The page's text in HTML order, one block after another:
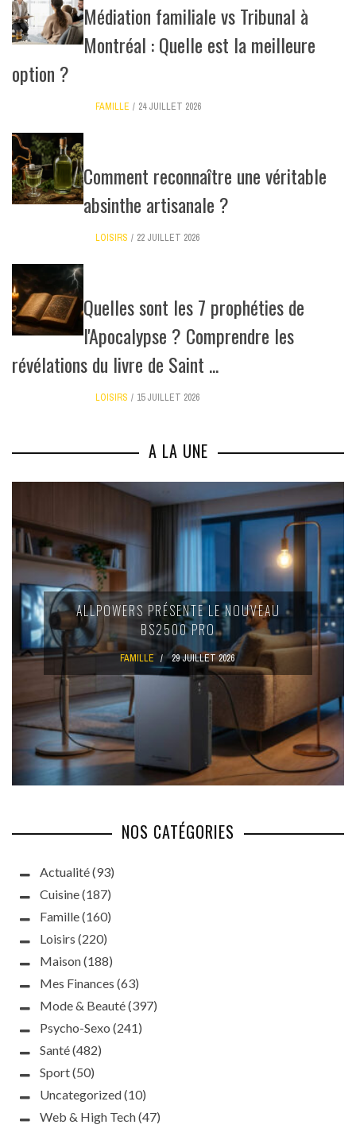
Médiation familiale vs Tribunal à
Montréal : Quelle est la meilleure
option ?
FAMILLE 24 JUILLET 2026
Comment reconnaître une véritable
absinthe artisanale ?
LOISIRS 22 JUILLET 2026
Quelles sont les 7 prophéties de
l'Apocalypse ? Comprendre les
révélations du livre de Saint ...
LOISIRS 15 JUILLET 2026
A LA UNE
ALLPOWERS PRÉSENTE LE NOUVEAU
BS2500 PRO
FAMILLE 29 JUILLET 2026
NOS CATÉGORIES
Actualité(93)
Cuisine(187)
Famille(160)
Loisirs (220)
Maison(188)
Mes Finances (63)
Mode & Beauté(397)
Psycho-Sexo (241)
Santé(482)
Sport(50)
Uncategorized(10)
Web & High Tech(47)